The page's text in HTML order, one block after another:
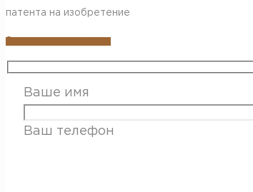
патента на изобретение
Ваше имя
Ваш телефон